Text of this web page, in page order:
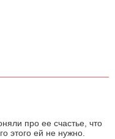
про ее счастье, что
этого ей не нужно.